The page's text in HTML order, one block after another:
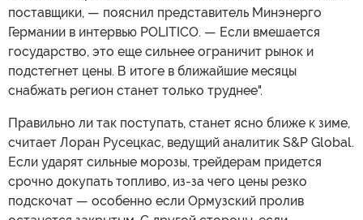
поставщики, — пояснил представитель Минэнерго
Германии в интервью POLITICO. — Если вмешается
государство, это еще сильнее ограничит рынок и
подстегнет цены. В итоге в ближайшие месяцы
снабжать регион станет только труднее".
Правильно ли так поступать, станет ясно ближе к зиме,
считает Лоран Русецкас, ведущий аналитик S&P Global.
Если ударят сильные морозы, трейдерам придется
срочно докупать топливо, из-за чего цены резко
подскочат — особенно если Ормузский пролив